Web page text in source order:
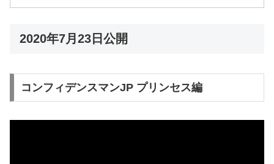
2020年7月23日公開
コンフィデンスマンJP プリンセス編